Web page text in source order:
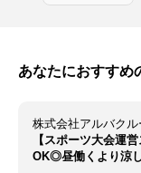
あなたにおすすめ
株式会社アルバク
【スポーツ大会運
OK◎昼働くより涼